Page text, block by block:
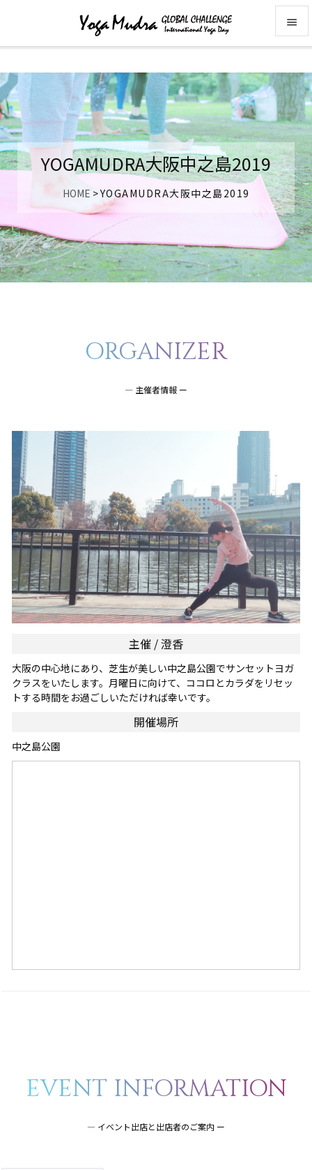



前へ

次へ

検索
YOGAMUDRA大阪中之島2019
HOME >YOGAMUDRA大阪中之島2019
ORGANIZER
― 主催者情報 ー
主催 / 澄香
大阪の中心地にあり、芝生が美しい中之島公園でサンセットヨガ
クラスをいたします。月曜日に向けて、ココロとカラダをリセッ
トする時間をお過ごしいただければ幸いです。
開催場所
中之島公園
EVENT INFORMATION
― イベント出店と出店者のご案内 ー